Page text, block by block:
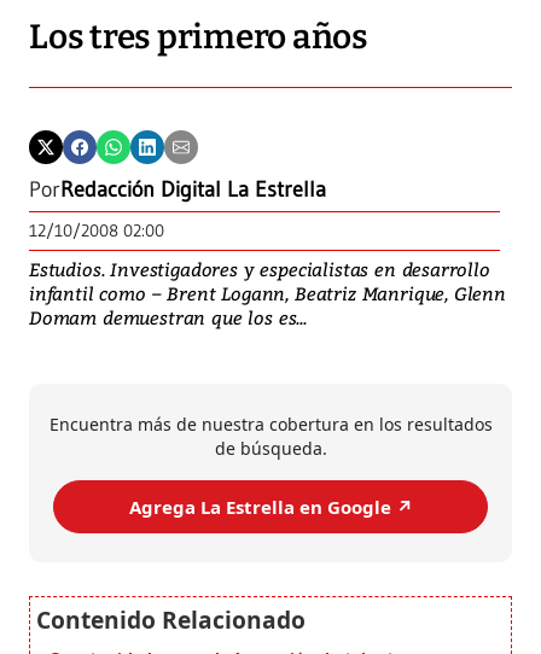
Los tres primero años
PorRedacción Digital La Estrella
12/10/2008 02:00
Estudios. Investigadores y especialistas en desarrollo
infantil como – Brent Logann, Beatriz Manrique, Glenn
Domam demuestran que los es...
Encuentra más de nuestra cobertura en los resultados
de búsqueda.
Agrega La Estrella en Google ↗️